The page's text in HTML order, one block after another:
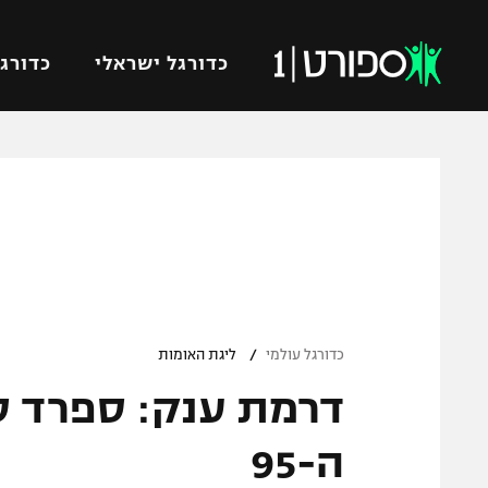
כדורגל ישראלי
ברחבה
"מעל הליגה" – פודקאסט
מכבי
כדורגל עולמי / ליגת האומות
ה-95